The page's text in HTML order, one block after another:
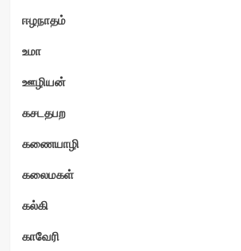
ஈழநாதம்
உமா
ஊழியன்
கசடதபற
கணையாழி
கலைமகள்
கல்கி
காவேரி